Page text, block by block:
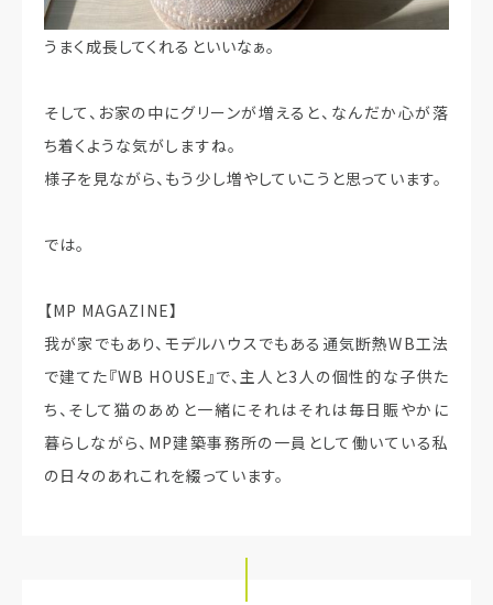
うまく成長してくれるといいなぁ。
そして、お家の中にグリーンが増えると、なんだか心が落
ち着くような気がしますね。
様子を見ながら、もう少し増やしていこうと思っています。
では。
【MP MAGAZINE】
我が家でもあり、モデルハウスでもある通気断熱WB工法
で建てた『WB HOUSE』で、主人と3人の個性的な子供た
ち、そして猫のあめと一緒にそれはそれは毎日賑やかに
暮らしながら、MP建築事務所の一員として働いている私
の日々のあれこれを綴っています。